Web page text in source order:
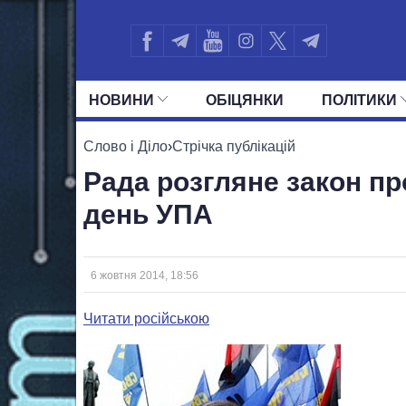
НОВИНИ ОБIЦЯНКИ ПОЛIТИКИ
УСІ ПОЛІТИКИ
Слово і Діло›Стрічка публікацій
Рада розгляне закон
день УПА
6 жовтня 2014, 18:56
Читати російською